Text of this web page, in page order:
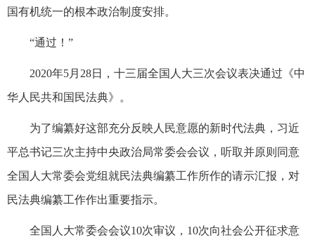
国有机统一的根本政治制度安排。
“通过！”
2020年5月28日，十三届全国人大三次会议表决通过《中
华人民共和国民法典》。
为了编纂好这部充分反映人民意愿的新时代法典，习近
平总书记三次主持中央政治局常委会会议，听取并原则同意
全国人大常委会党组就民法典编纂工作所作的请示汇报，对
民法典编纂工作作出重要指示。
全国人大常委会会议10次审议，10次向社会公开征求意